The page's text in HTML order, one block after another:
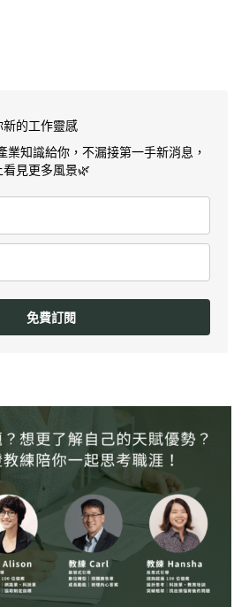
的工作靈感
業知識給你，不漏接第一手新消息，
見更多風景🌿
免費訂閱